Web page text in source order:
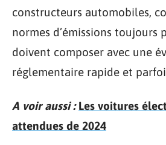
constructeurs automobiles,
normes d’émissions toujours
doivent composer avec une
réglementaire rapide et
A voir aussi : Les voitures
attendues de 2024